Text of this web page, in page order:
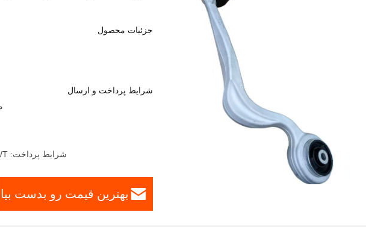
جزئیات محصول
شرایط پرداخت و ارسال
شرایط پرداخت: D/A، L/C، D/P، T/T، وسترن یونیون
بهترین قیمت رو بدست